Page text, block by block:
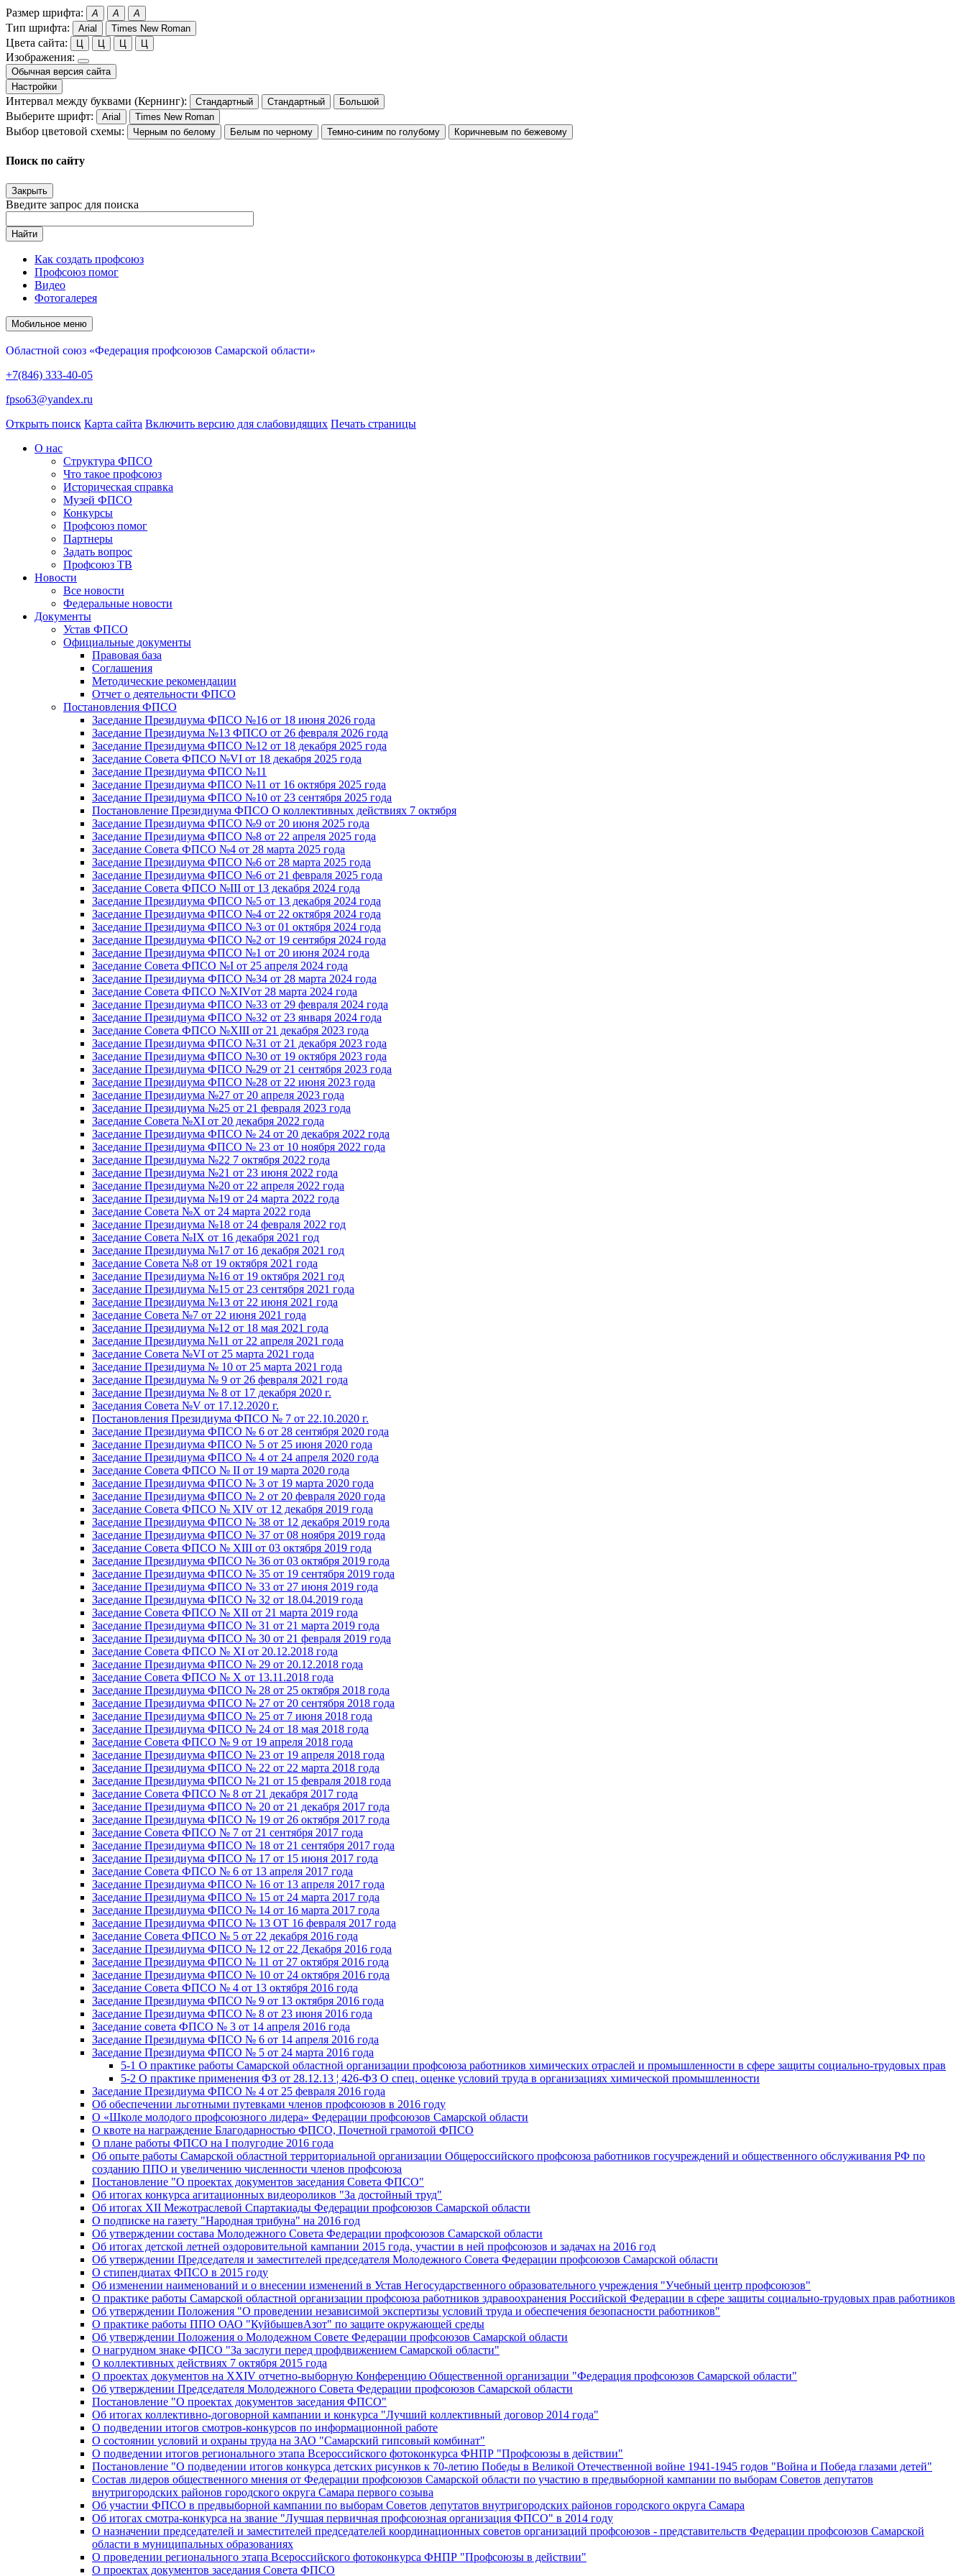
Размер шрифта: A A A
Тип шрифта: Arial Times New Roman
Цвета сайта: Ц Ц Ц Ц
Изображения:
Обычная версия сайта
Настройки
Интервал между буквами (Кернинг): Стандартный Стандартный Большой
Выберите шрифт: Arial Times New Roman
Выбор цветовой схемы: Черным по белому Белым по черному Темно-синим по голубому Коричневым по бежевому
Поиск по сайту
Закрыть
Введите запрос для поиска
Найти
Как создать профсоюз
Профсоюз помог
Видео
Фотогалерея
Мобильное меню
Областной союз «Федерация профсоюзов Самарской области»
+7(846) 333-40-05
fpso63@yandex.ru
Открыть поиск Карта сайта Включить версию для слабовидящих Печать страницы
О нас
Структура ФПСО
Что такое профсоюз
Историческая справка
Музей ФПСО
Конкурсы
Профсоюз помог
Партнеры
Задать вопрос
Профсоюз ТВ
Новости
Все новости
Федеральные новости
Документы
Устав ФПСО
Официальные документы
Правовая база
Соглашения
Методические рекомендации
Отчет о деятельности ФПСО
Постановления ФПСО
Заседание Президиума ФПСО №16 от 18 июня 2026 года
Заседание Президиума №13 ФПСО от 26 февраля 2026 года
Заседание Президиума ФПСО №12 от 18 декабря 2025 года
Заседание Совета ФПСО №VI от 18 декабря 2025 года
Заседание Президиума ФПСО №11
Заседание Президиума ФПСО №11 от 16 октября 2025 года
Заседание Президиума ФПСО №10 от 23 сентября 2025 года
Постановление Президиума ФПСО О коллективных действиях 7 октября
Заседание Президиума ФПСО №9 от 20 июня 2025 года
Заседание Президиума ФПСО №8 от 22 апреля 2025 года
Заседание Совета ФПСО №4 от 28 марта 2025 года
Заседание Президиума ФПСО №6 от 28 марта 2025 года
Заседание Президиума ФПСО №6 от 21 февраля 2025 года
Заседание Совета ФПСО №III от 13 декабря 2024 года
Заседание Президиума ФПСО №5 от 13 декабря 2024 года
Заседание Президиума ФПСО №4 от 22 октября 2024 года
Заседание Президиума ФПСО №3 от 01 октября 2024 года
Заседание Президиума ФПСО №2 от 19 сентября 2024 года
Заседание Президиума ФПСО №1 от 20 июня 2024 года
Заседание Совета ФПСО №I от 25 апреля 2024 года
Заседание Президиума ФПСО №34 от 28 марта 2024 года
Заседание Совета ФПСО №XIVот 28 марта 2024 года
Заседание Президиума ФПСО №33 от 29 февраля 2024 года
Заседание Президиума ФПСО №32 от 23 января 2024 года
Заседание Совета ФПСО №XIII от 21 декабря 2023 года
Заседание Президиума ФПСО №31 от 21 декабря 2023 года
Заседание Президиума ФПСО №30 от 19 октября 2023 года
Заседание Президиума ФПСО №29 от 21 сентября 2023 года
Заседание Президиума ФПСО №28 от 22 июня 2023 года
Заседание Президиума №27 от 20 апреля 2023 года
Заседание Президиума №25 от 21 февраля 2023 года
Заседание Совета №XI от 20 декабря 2022 года
Заседание Президиума ФПСО № 24 от 20 декабря 2022 года
Заседание Президиума ФПСО № 23 от 10 ноября 2022 года
Заседание Президиума №22 7 октября 2022 года
Заседание Президиума №21 от 23 июня 2022 года
Заседание Президиума №20 от 22 апреля 2022 года
Заседание Президиума №19 от 24 марта 2022 года
Заседание Совета №X от 24 марта 2022 года
Заседание Президиума №18 от 24 февраля 2022 год
Заседание Совета №IX от 16 декабря 2021 год
Заседание Президиума №17 от 16 декабря 2021 год
Заседание Совета №8 от 19 октября 2021 года
Заседание Президиума №16 от 19 октября 2021 год
Заседание Президиума №15 от 23 сентября 2021 года
Заседание Президиума №13 от 22 июня 2021 года
Заседание Совета №7 от 22 июня 2021 года
Заседание Президиума №12 от 18 мая 2021 года
Заседание Президиума №11 от 22 апреля 2021 года
Заседание Совета №VI от 25 марта 2021 года
Заседание Президиума № 10 от 25 марта 2021 года
Заседание Президиума № 9 от 26 февраля 2021 года
Заседание Президиума № 8 от 17 декабря 2020 г.
Заседания Совета №V от 17.12.2020 г.
Постановления Президиума ФПСО № 7 от 22.10.2020 г.
Заседание Президиума ФПСО № 6 от 28 сентября 2020 года
Заседание Президиума ФПСО № 5 от 25 июня 2020 года
Заседание Президиума ФПСО № 4 от 24 апреля 2020 года
Заседание Совета ФПСО № II от 19 марта 2020 года
Заседание Президиума ФПСО № 3 от 19 марта 2020 года
Заседание Президиума ФПСО № 2 от 20 февраля 2020 года
Заседание Совета ФПСО № XIV от 12 декабря 2019 года
Заседание Президиума ФПСО № 38 от 12 декабря 2019 года
Заседание Президиума ФПСО № 37 от 08 ноября 2019 года
Заседание Совета ФПСО № XIII от 03 октября 2019 года
Заседание Президиума ФПСО № 36 от 03 октября 2019 года
Заседание Президиума ФПСО № 35 от 19 сентября 2019 года
Заседание Президиума ФПСО № 33 от 27 июня 2019 года
Заседание Президиума ФПСО № 32 от 18.04.2019 года
Заседание Совета ФПСО № XII от 21 марта 2019 года
Заседание Президиума ФПСО № 31 от 21 марта 2019 года
Заседание Президиума ФПСО № 30 от 21 февраля 2019 года
Заседание Совета ФПСО № XI от 20.12.2018 года
Заседание Президиума ФПСО № 29 от 20.12.2018 года
Заседание Совета ФПСО № X от 13.11.2018 года
Заседание Президиума ФПСО № 28 от 25 октября 2018 года
Заседание Президиума ФПСО № 27 от 20 сентября 2018 года
Заседание Президиума ФПСО № 25 от 7 июня 2018 года
Заседание Президиума ФПСО № 24 от 18 мая 2018 года
Заседание Совета ФПСО № 9 от 19 апреля 2018 года
Заседание Президиума ФПСО № 23 от 19 апреля 2018 года
Заседание Президиума ФПСО № 22 от 22 марта 2018 года
Заседание Президиума ФПСО № 21 от 15 февраля 2018 года
Заседание Совета ФПСО № 8 от 21 декабря 2017 года
Заседание Президиума ФПСО № 20 от 21 декабря 2017 года
Заседание Президиума ФПСО № 19 от 26 октября 2017 года
Заседание Совета ФПСО № 7 от 21 сентября 2017 года
Заседание Президиума ФПСО № 18 от 21 сентября 2017 года
Заседание Президиума ФПСО № 17 от 15 июня 2017 года
Заседание Совета ФПСО № 6 от 13 апреля 2017 года
Заседание Президиума ФПСО № 16 от 13 апреля 2017 года
Заседание Президиума ФПСО № 15 от 24 марта 2017 года
Заседание Президиума ФПСО № 14 от 16 марта 2017 года
Заседание Президиума ФПСО № 13 ОТ 16 февраля 2017 года
Заседание Совета ФПСО № 5 от 22 декабря 2016 года
Заседание Президиума ФПСО № 12 от 22 Декабря 2016 года
Заседание Президиума ФПСО № 11 от 27 октября 2016 года
Заседание Президиума ФПСО № 10 от 24 октября 2016 года
Заседание Совета ФПСО № 4 от 13 октября 2016 года
Заседание Президиума ФПСО № 9 от 13 октября 2016 года
Заседание Президиума ФПСО № 8 от 23 июня 2016 года
Заседание совета ФПСО № 3 от 14 апреля 2016 года
Заседание Президиума ФПСО № 6 от 14 апреля 2016 года
Заседание Президиума ФПСО № 5 от 24 марта 2016 года
5-1 О практике работы Самарской областной организации профсоюза работников химических отраслей и промышленности в сфере защиты социально-трудовых прав
5-2 О практике применения ФЗ от 28.12.13 ¦ 426-ФЗ О спец. оценке условий труда в организациях химической промышленности
Заседание Президиума ФПСО № 4 от 25 февраля 2016 года
Об обеспечении льготными путевками членов профсоюзов в 2016 году
О «Школе молодого профсоюзного лидера» Федерации профсоюзов Самарской области
О квоте на награждение Благодарностью ФПСО, Почетной грамотой ФПСО
О плане работы ФПСО на I полугодие 2016 года
Об опыте работы Самарской областной территориальной организации Общероссийского профсоюза работников госучреждений и общественного обслуживания РФ по
созданию ППО и увеличению численности членов профсоюза
Постановление "О проектах документов заседания Совета ФПСО"
Об итогах конкурса агитационных видеороликов "За достойный труд"
Об итогах XII Межотраслевой Спартакиады Федерации профсоюзов Самарской области
О подписке на газету "Народная трибуна" на 2016 год
Об утверждении состава Молодежного Совета Федерации профсоюзов Самарской области
Об итогах детской летней оздоровительной кампании 2015 года, участии в ней профсоюзов и задачах на 2016 год
Об утверждении Председателя и заместителей председателя Молодежного Совета Федерации профсоюзов Самарской области
О стипендиатах ФПСО в 2015 году
Об изменении наименований и о внесении изменений в Устав Негосударственного образовательного учреждения "Учебный центр профсоюзов"
О практике работы Самарской областной организации профсоюза работников здравоохранения Российской Федерации в сфере защиты социально-трудовых прав работников
Об утверждении Положения "О проведении независимой экспертизы условий труда и обеспечения безопасности работников"
О практике работы ППО ОАО "КуйбышевАзот" по защите окружающей среды
Об утверждении Положения о Молодежном Совете Федерации профсоюзов Самарской области
О нагрудном знаке ФПСО "За заслуги перед профдвижением Самарской области"
О коллективных действиях 7 октября 2015 года
О проектах документов на XXIV отчетно-выборную Конференцию Общественной организации "Федерация профсоюзов Самарской области"
Об утверждении Председателя Молодежного Совета Федерации профсоюзов Самарской области
Постановление "О проектах документов заседания ФПСО"
Об итогах коллективно-договорной кампании и конкурса "Лучший коллективный договор 2014 года"
О подведении итогов смотров-конкурсов по информационной работе
О состоянии условий и охраны труда на ЗАО "Самарский гипсовый комбинат"
О подведении итогов регионального этапа Всероссийского фотоконкурса ФНПР "Профсоюзы в действии"
Постановление "О подведении итогов конкурса детских рисунков к 70-летию Победы в Великой Отечественной войне 1941-1945 годов "Война и Победа глазами детей"
Состав лидеров общественного мнения от Федерации профсоюзов Самарской области по участию в предвыборной кампании по выборам Советов депутатов
внутригородских районов городского округа Самара первого созыва
Об участии ФПСО в предвыборной кампании по выборам Советов депутатов внутригородских районов городского округа Самара
Об итогах смотра-конкурса на звание "Лучшая первичная профсоюзная организация ФПСО" в 2014 году
О назначении председателей и заместителей председателей координационных советов организаций профсоюзов - представительств Федерации профсоюзов Самарской
области в муниципальных образованиях
О проведении регионального этапа Всероссийского фотоконкурса ФНПР "Профсоюзы в действии"
О проектах документов заседания Совета ФПСО